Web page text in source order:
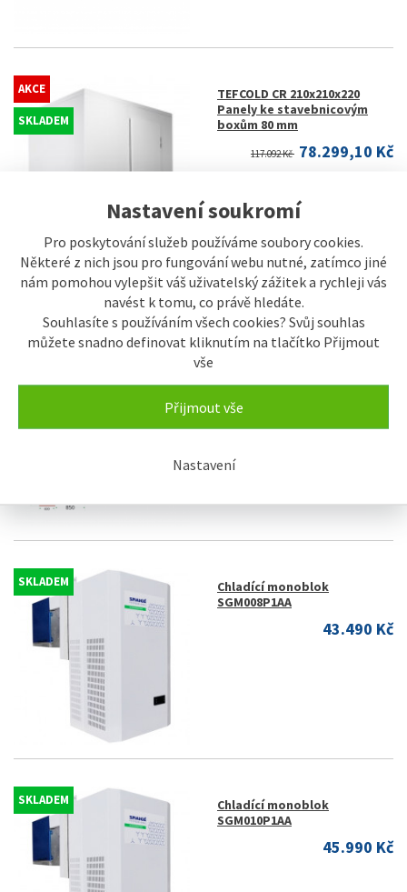
Nastavení soukromí
Pro poskytování služeb používáme soubory cookies.
Některé z nich jsou pro fungování webu nutné, zatímco jiné
nám pomohou vylepšit váš uživatelský zážitek a rychleji vás
navést k tomu, co právě hledáte.
Souhlasíte s používáním všech cookies? Svůj souhlas
můžete snadno definovat kliknutím na tlačítko Přijmout
vše
Přijmout vše
Nastavení
AKCE
SKLADEM
TEFCOLD CR 210x210x220
Panely ke stavebnicovým
boxům 80 mm
117.092 Kč 78.299,10 Kč
Panely ke stavebnicovým
boxům 120 mm
308.453 Kč 199.650 Kč
SKLADEM
Chladící monoblok
SGM008P1AA
43.490 Kč
SKLADEM
Chladící monoblok
SGM010P1AA
45.990 Kč